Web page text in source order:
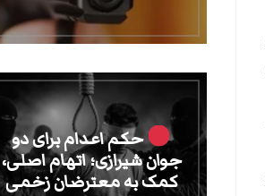
حکم اعدام برای دو
جوان شیرازی؛ اتهام اصلی،
کمک به معترضان زخمی